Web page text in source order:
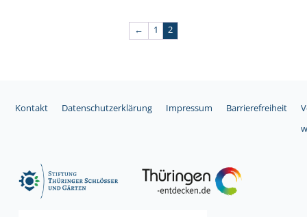
← 1 2
Kontakt Datenschutzerklärung Impressum Barrierefreiheit